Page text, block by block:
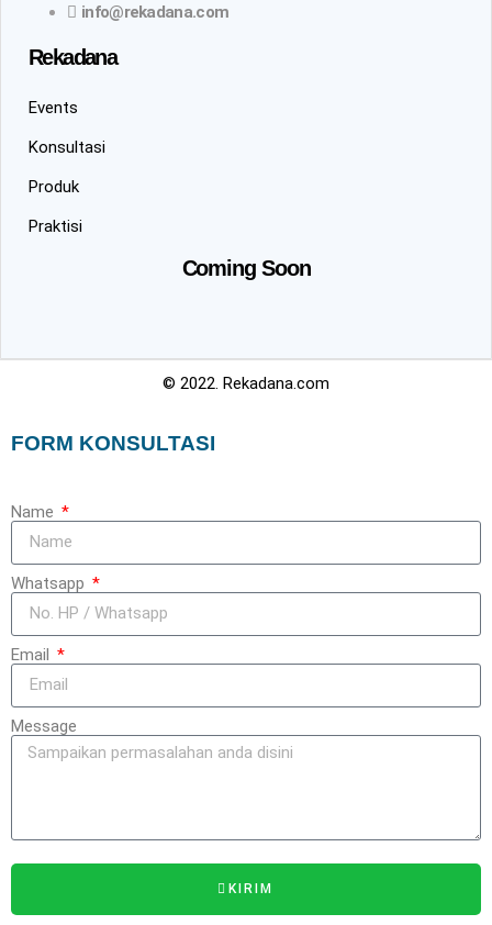
info@rekadana.com
Rekadana
Events
Konsultasi
Produk
Praktisi
Coming Soon
© 2022. Rekadana.com
FORM KONSULTASI
Name
Whatsapp
Email
Message
KIRIM